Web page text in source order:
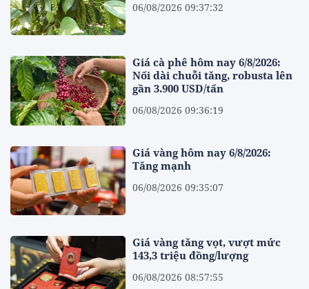
06/08/2026 09:37:32
Giá cà phê hôm nay 6/8/2026:
Nối dài chuỗi tăng, robusta lên
gần 3.900 USD/tấn
06/08/2026 09:36:19
Giá vàng hôm nay 6/8/2026:
Tăng mạnh
06/08/2026 09:35:07
Giá vàng tăng vọt, vượt mức
143,3 triệu đồng/lượng
06/08/2026 08:57:55